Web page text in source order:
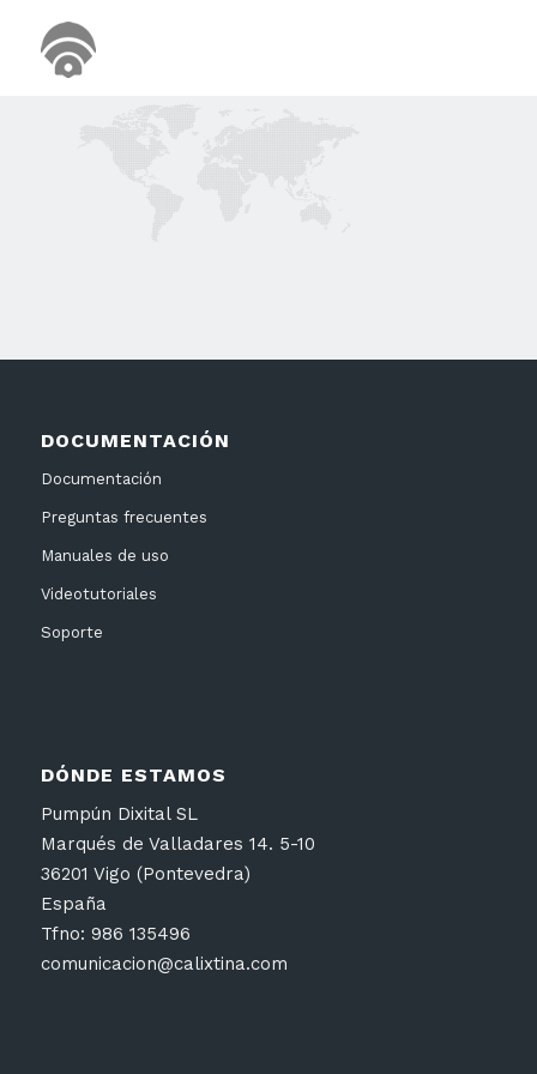
DOCUMENTACIÓN
Documentación
Preguntas frecuentes
Manuales de uso
Videotutoriales
Soporte
DÓNDE ESTAMOS
Pumpún Dixital SL
Marqués de Valladares 14. 5-10
36201 Vigo (Pontevedra)
España
Tfno: 986 135496
comunicacion@calixtina.com